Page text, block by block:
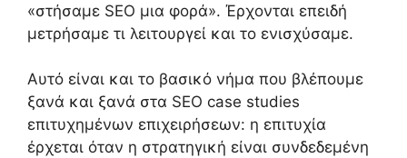
«στήσαμε SEO μια φορά». Έρχονται επειδή
μετρήσαμε τι λειτουργεί και το ενισχύσαμε.
Αυτό είναι και το βασικό νήμα που βλέπουμε
ξανά και ξανά στα SEO case studies
επιτυχημένων επιχειρήσεων: η επιτυχία
έρχεται όταν η στρατηγική είναι συνδεδεμένη